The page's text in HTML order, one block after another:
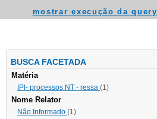
mostrar execução da query
BUSCA FACETADA
Matéria
IPI- processos NT - ressa (1)
Nome Relator
Não Informado (1)